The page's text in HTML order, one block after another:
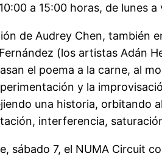
a 15:00 horas, de lunes
de Audrey Chen, también
(los artistas Adán
el poema a la carne, al
y la
una historia, orbitando
interferencia,
sábado 7, el NUMA Circuit